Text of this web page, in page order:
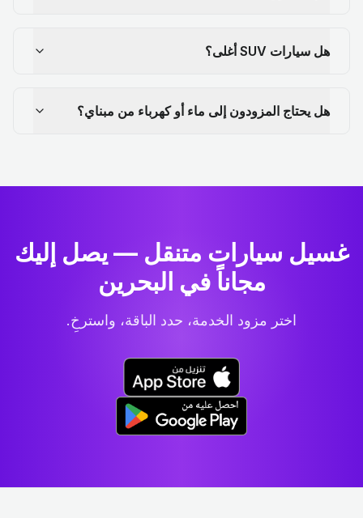
هل سيارات SUV أغلى؟
هل يحتاج المزودون إلى ماء أو كهرباء من مبناي؟
غسيل سيارات متنقل — يصل إليك
مجاناً في البحرين
اختر مزود الخدمة، حدد الباقة، واسترخِ.